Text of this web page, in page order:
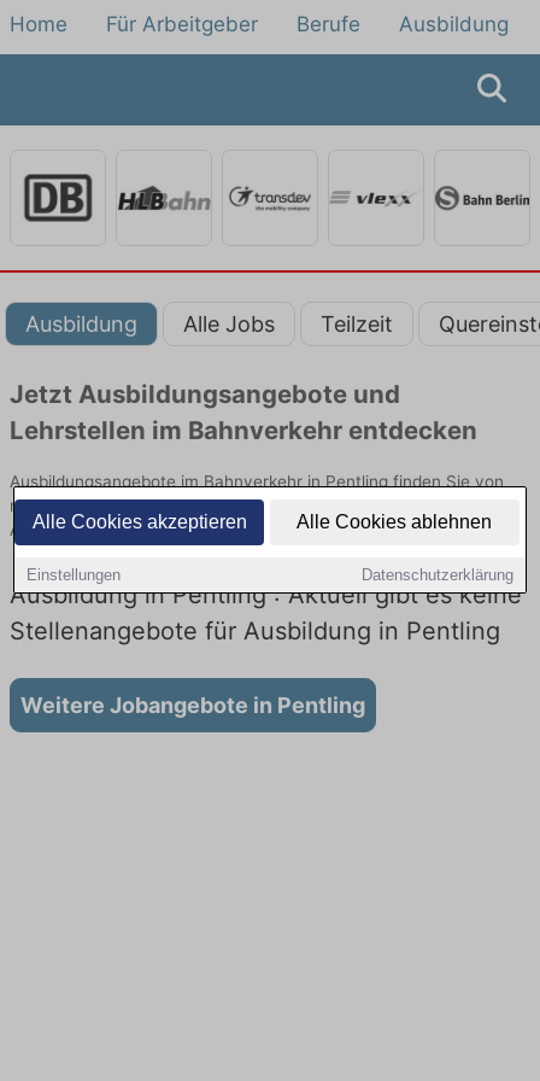
Alle Cookies akzeptieren Alle Cookies ablehnen
Einstellungen Datenschutzerklärung
Home Für Arbeitgeber Berufe Ausbildung
Ausbildung Alle Jobs Teilzeit
Jetzt Ausbildungsangebote und
Lehrstellen im Bahnverkehr entdecken
Ausbildungsangebote im Bahnverkehr in Pentling finden Sie von
namhaften Firmen. Entdecken Sie freie Optionen von Top-
Arbeitgebern und bewerben Sie sich noch heute.
Ausbildung in Pentling : Aktuell gibt es keine
Stellenangebote für Ausbildung in Pentling
Weitere Jobangebote in Pentling